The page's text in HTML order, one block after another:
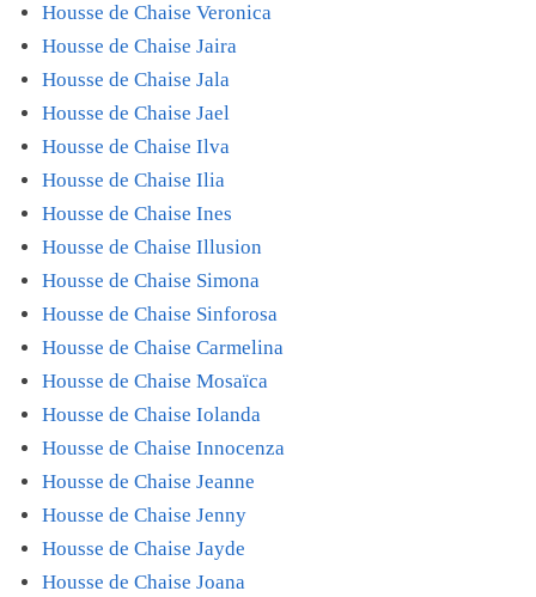
Housse de Chaise Veronica
Housse de Chaise Jaira
Housse de Chaise Jala
Housse de Chaise Jael
Housse de Chaise Ilva
Housse de Chaise Ilia
Housse de Chaise Ines
Housse de Chaise Illusion
Housse de Chaise Simona
Housse de Chaise Sinforosa
Housse de Chaise Carmelina
Housse de Chaise Mosaïca
Housse de Chaise Iolanda
Housse de Chaise Innocenza
Housse de Chaise Jeanne
Housse de Chaise Jenny
Housse de Chaise Jayde
Housse de Chaise Joana